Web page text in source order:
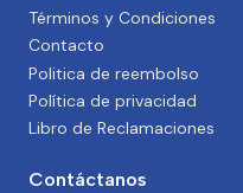
Términos y Condiciones
Contacto
Politica de reembolso
Política de privacidad
Libro de Reclamaciones
Contáctanos